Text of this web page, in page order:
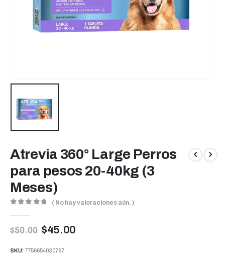
Atrevia 360° Large Perros
para pesos 20-40kg (3
Meses)
( No hay valoraciones aún. )
$50.00 $45.00
SKU:7756654030797